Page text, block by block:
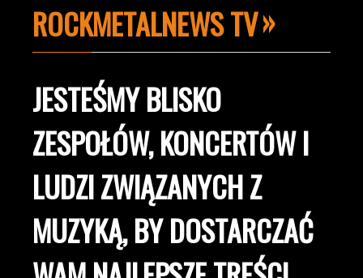
ROCKMETALNEWS TV
JESTEŚMY BLISKO
ZESPOŁÓW, KONCERTÓW I
LUDZI ZWIĄZANYCH Z
MUZYKĄ, BY DOSTARCZAĆ